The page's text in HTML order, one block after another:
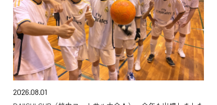
2026.08.01